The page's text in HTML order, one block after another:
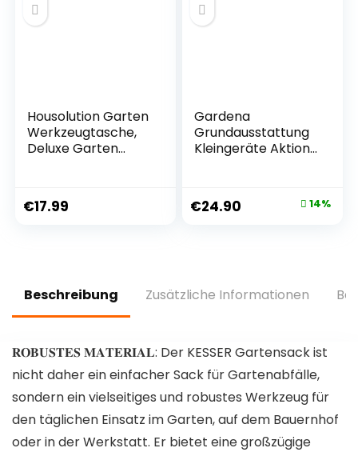
Professional
Pruning Shears
Housolution Garten
Werkzeugtasche,
Deluxe Garten
che und
Gartengerätetasc
, 12 Zoll, Dunkelgrün
€17.99
Gardena
Grundausstattung
Kleingeräte Aktion:
Gartenpflege,
universelle
atmungsaktive
€24.90 14%
Beschreibung Zusätzliche Informationen
𝐑𝐎𝐁𝐔𝐒𝐓𝐄𝐒 𝐌𝐀𝐓𝐄𝐑𝐈𝐀𝐋: Der KESSER Gartensack ist
nicht daher ein einfacher Sack für Gartenabfälle,
sondern ein vielseitiges und robustes Werkzeug für
den täglichen Einsatz im Garten, auf dem Bauernhof
oder in der Werkstatt. Er bietet eine großzügige